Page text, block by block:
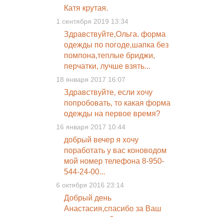
Катя крутая.
1 сентября 2019 13:34
Здравствуйте,Ольга. форма
одежды по погоде,шапка без
помпона,теплые бриджи,
перчатки, лучше взять...
18 января 2017 16:07
Здравствуйте, если хочу
попробовать, то какая форма
одежды на первое время?
16 января 2017 10:44
добрый вечер я хочу
поработать у вас коноводом
мой номер телефона 8-950-
544-24-00...
6 октября 2016 23:14
Добрый день
Анастасия,спасибо за Ваш